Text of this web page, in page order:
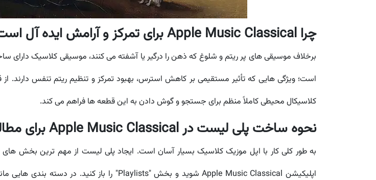
چرا Apple Music Classical برای تمرکز و آرامش ایده آل است؟
برخلاف موسیقی های پر ریتم و شلوغ که ذهن را درگیر یا آشفته می کنند، موسیقی کلاسیک دارای
است؛ ویژگی هایی که تأثیر مستقیمی بر کاهش استرس، بهبود تمرکز و تنظیم ریتم تنفس دارند. از
کلاسیکال محیطی کاملاً منظم برای جستجو و گوش دادن به این قطعه ها فراهم می کند.
نحوه ساخت پلی لیست در Apple Music Classical برای مطالعه و یادگیری
به طور کلی کار با اپل موزیک کلاسیک بسیار آسان است. ایجاد پلی لیست از مهم ترین بخش